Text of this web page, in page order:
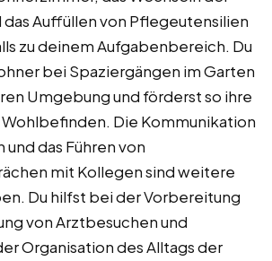
Auffüllen von Pflegeutensilien
zu deinem Aufgabenbereich. Du
bei Spaziergängen im Garten
Umgebung und förderst so ihre
Die Kommunikation
das Führen von
mit Kollegen sind weitere
Du hilfst bei der Vorbereitung
von Arztbesuchen und
Organisation des Alltags der